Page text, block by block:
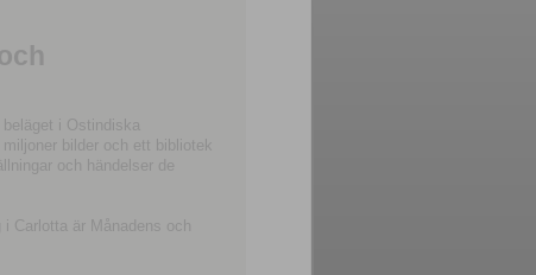
i Ostindiska
bilder och ett bibliotek
och händelser de
är Månadens och